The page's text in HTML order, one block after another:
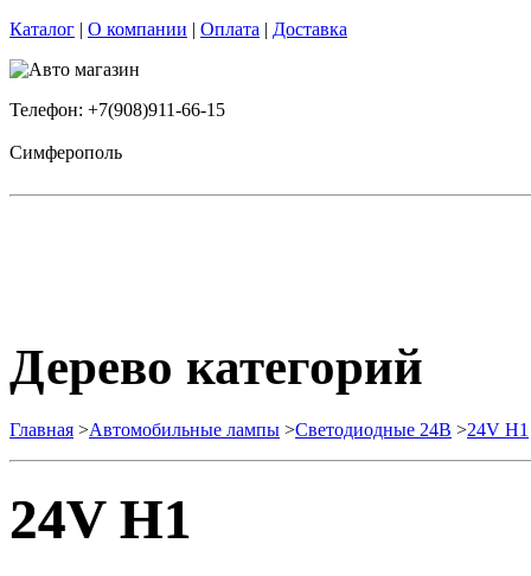
Каталог | О компании | Оплата | Доставка
Телефон: +7(908)911-66-15
Симферополь
Дерево категорий
Главная >Автомобильные лампы >Cветодиодные 24B >24V H1
24V H1